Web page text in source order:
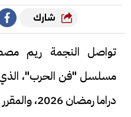
شارك
تواصل النجمة ريم
مسلسل "فن الحرب"،